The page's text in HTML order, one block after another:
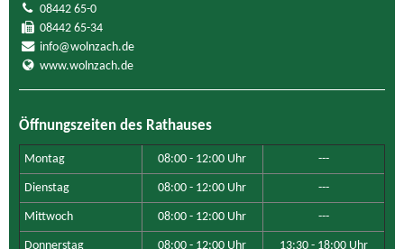
08442 65-0
08442 65-34
info@wolnzach.de
www.wolnzach.de
Öffnungszeiten des Rathauses
Montag 08:00 - 12:00 Uhr ---
Dienstag 08:00 - 12:00 Uhr ---
Mittwoch 08:00 - 12:00 Uhr ---
Donnerstag 08:00 - 12:00 Uhr 13:30 - 18:00 Uhr